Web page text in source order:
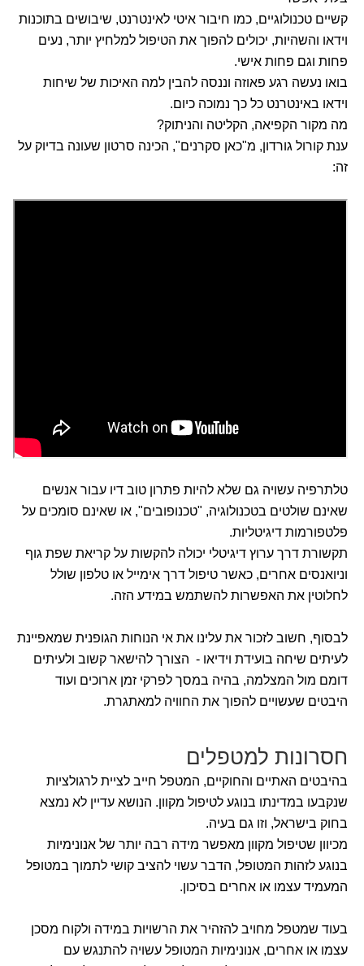
קשיים טכנולוגיים, כמו חיבור איטי לאינטרנט, שיבושים בתוכנות
וידאו והשהיות, יכולים להפוך את הטיפול למלחיץ יותר, נעים
פחות וגם פחות אישי.
בואו נעשה רגע פאוזה וננסה להבין למה האיכות של שיחות
וידאו באינטרנט כל כך נמוכה כיום.
מה מקור הקפיאה, הקליטה והניתוק?
ענת קורול גורדון, מ"כאן סקרנים", הכינה סרטון שעונה בדיוק על
זה:
טלתרפיה עשויה גם שלא להיות פתרון טוב דיו עבור אנשים
שאינם שולטים בטכנולוגיה, "טכנופובים", או שאינם סומכים על
פלטפורמות דיגיטליות.
תקשורת דרך ערוץ דיגיטלי יכולה להקשות על קריאת שפת גוף
וניואנסים אחרים, כאשר טיפול דרך אימייל או טלפון שולל
לחלוטין את האפשרות להשתמש במידע הזה.
לבסוף, חשוב לזכור את עלינו את אי הנוחות הגופנית שמאפיינת
לעיתים שיחה בועידת וידיאו - הצורך להישאר קשוב ולעיתים
דומם מול המצלמה, בהיה במסך לפרקי זמן ארוכים ועוד
היבטים שעשויים להפוך את החוויה למאתגרת.
חסרונות למטפלים
בהיבטים האתיים והחוקיים, המטפל חייב לציית לרגולציות
שנקבעו במדינתו בנוגע לטיפול מקוון. הנושא עדיין לא נמצא
בחוק בישראל, וזו גם בעיה.
מכיוון שטיפול מקוון מאפשר מידה רבה יותר של אנונימיות
בנוגע לזהות המטופל, הדבר עשוי להציב קושי לתמוך במטופל
המעמיד עצמו או אחרים בסיכון.
בעוד שמטפל מחויב להזהיר את הרשויות במידה ולקוח מסכן
עצמו או אחרים, אנונימיות המטופל עשויה להתנגש עם